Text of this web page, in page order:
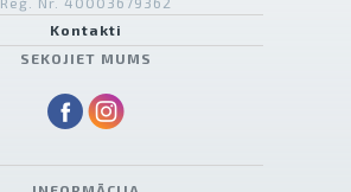
Kontakti
SEKOJIET MUMS